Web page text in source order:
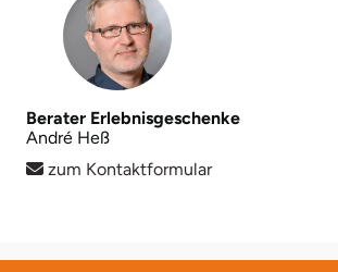
Berater Erlebnisgeschenke
André Heß
zum Kontaktformular
Ludwigslust-Parchim
Lübeck
Lüchow-Dannenberg